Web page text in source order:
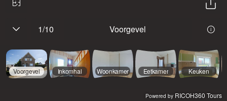
1/10 Voorgevel
Voorgevel Inkomhal Woonkamer Eetkamer Keuken
Powered by RICOH360 Tours